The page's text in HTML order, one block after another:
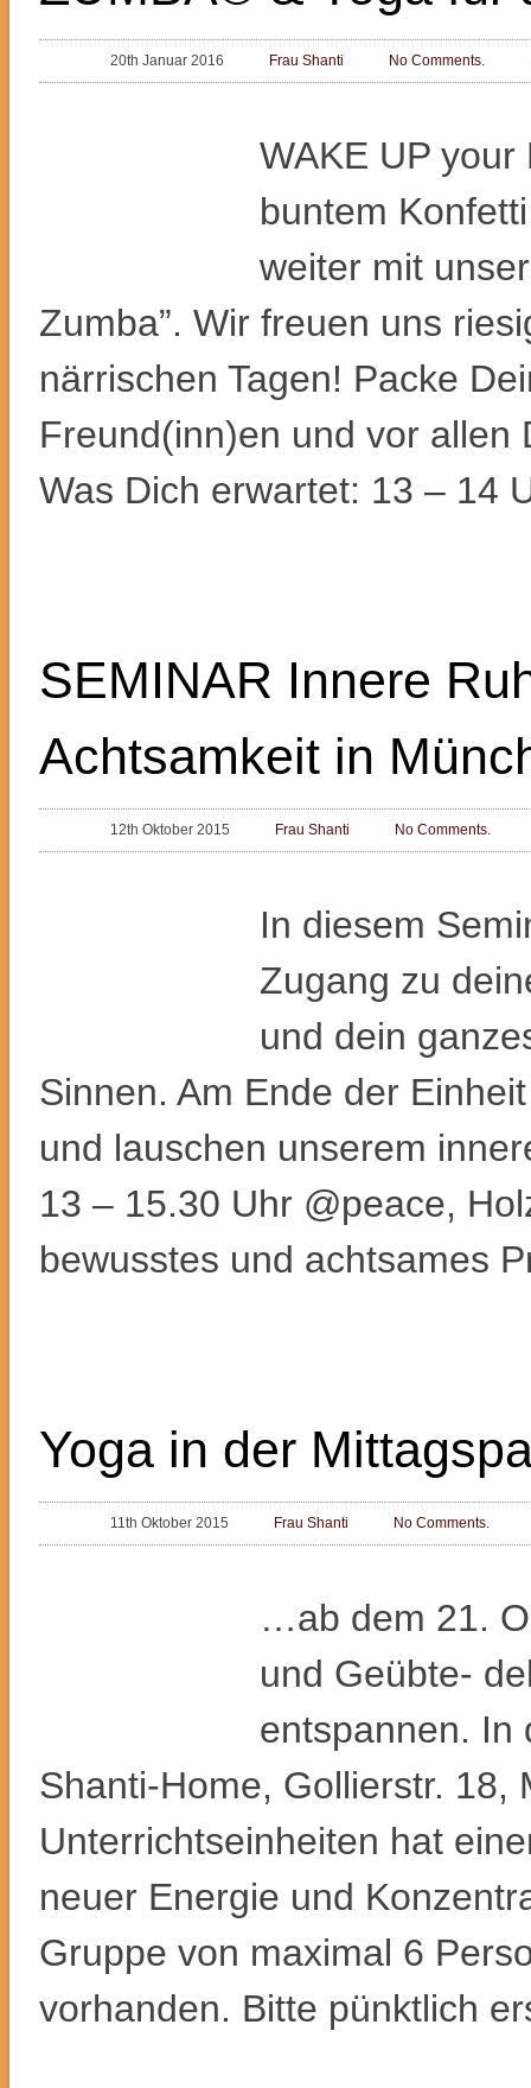
20th Januar 2016 Frau Shanti No Comments.
WAKE UP your
buntem
weiter mit
Zumba”. Wir freuen uns
närrischen Tagen! Packe
Freund(inn)en und vor allen
Was Dich erwartet: 13 – 14
SEMINAR Innere
Achtsamkeit in
12th Oktober 2015 Frau Shanti No Comments.
In diesem
Zugang zu
und dein
Sinnen. Am Ende der
und lauschen unserem
13 – 15.30 Uhr @peace,
bewusstes und achtsames
Yoga in der
11th Oktober 2015 Frau Shanti No Comments.
…ab dem 21.
und Geübte-
entspannen. In
Shanti-Home, Gollierstr. 18,
Unterrichtseinheiten hat
neuer Energie und
Gruppe von maximal 6
vorhanden. Bitte pünktlich